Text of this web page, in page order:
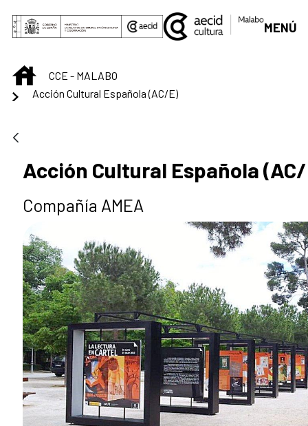
Skip to Main Content
MENÚ
INICIOCCE - MALABO
Acción Cultural Española (AC/E)
Acción Cultural Española
Compañía AMEA